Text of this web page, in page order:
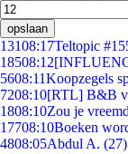
opslaan
13108:17Teltopic
18508:12
5608:11Koopzegels
7208:10[RTL] B&B
1808:10Zou je
17708:10Boeken
4808:05Abdul A. (27)